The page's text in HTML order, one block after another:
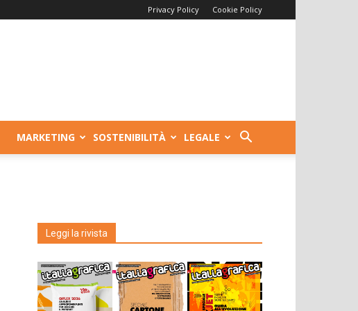
Privacy Policy Cookie Policy
MARKETING SOSTENIBILITÀ LEGALE
Leggi la rivista